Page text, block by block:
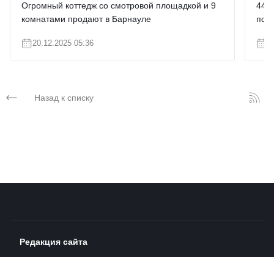
Огромный коттедж со смотровой площадкой и 9
комнатами продают в Барнауле
20.12.2025 05:36
44
по
Назад к списку
Редакция сайта